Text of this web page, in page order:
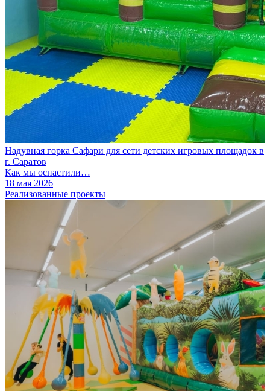
Надувная горка Сафари для сети детских игровых площадок в
г. Саратов
Как мы оснастили…
18 мая 2026
Реализованные проекты